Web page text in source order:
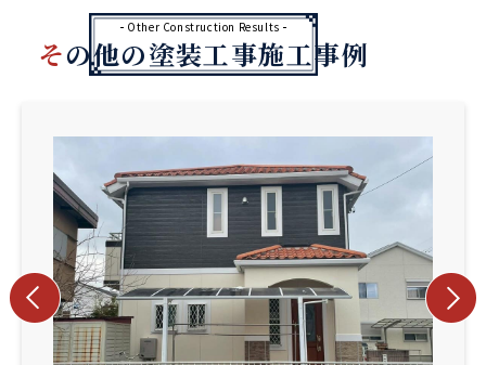
Other Construction Results
その他の塗装工事施工事例